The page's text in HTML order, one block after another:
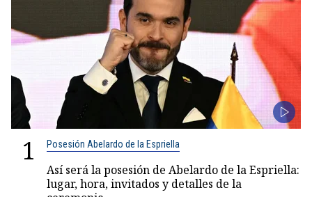
1 Posesión Abelardo de la Espriella
Así será la posesión de Abelardo de la Espriella:
lugar, hora, invitados y detalles de la